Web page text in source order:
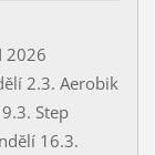
2026
2.3. Aerobik
Step
16.3.